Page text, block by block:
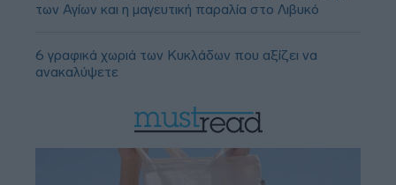
των Αγίων και η μαγευτική παραλία στο Λιβυκό
6 γραφικά χωριά των Κυκλάδων που αξίζει να
ανακαλύψετε